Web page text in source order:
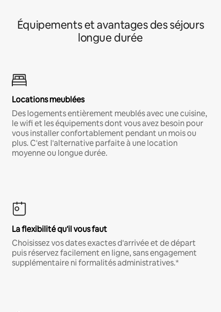
Équipements et avantages des séjours
longue durée
Locations meublées
Des logements entièrement meublés avec une cuisine,
le wifi et les équipements dont vous avez besoin pour
vous installer confortablement pendant un mois ou
plus. C'est l'alternative parfaite à une location
moyenne ou longue durée.
La flexibilité qu'il vous faut
Choisissez vos dates exactes d'arrivée et de départ
puis réservez facilement en ligne, sans engagement
supplémentaire ni formalités administratives.*